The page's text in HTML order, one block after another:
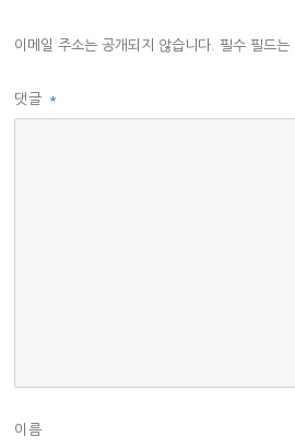
이메일 주소는 공개되지 않습니다. 필수 필드는
댓글 *
이름